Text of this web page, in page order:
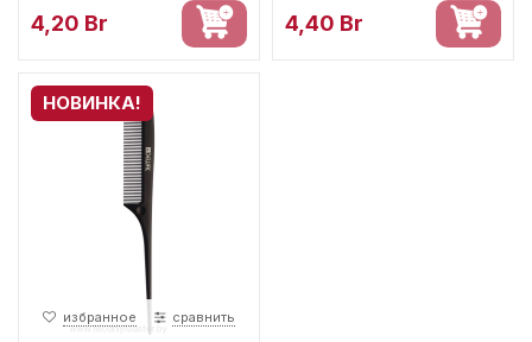
4,20 Br 4,40 Br
НОВИНКА!
избранное сравнить